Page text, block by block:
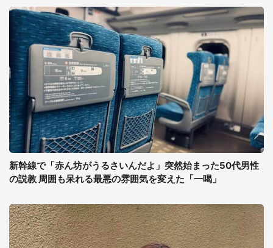
新幹線で「赤ん坊がうるさいんだよ」突然始まった50代男性
の説教 周囲も呆れる最悪の雰囲気を変えた「一喝」